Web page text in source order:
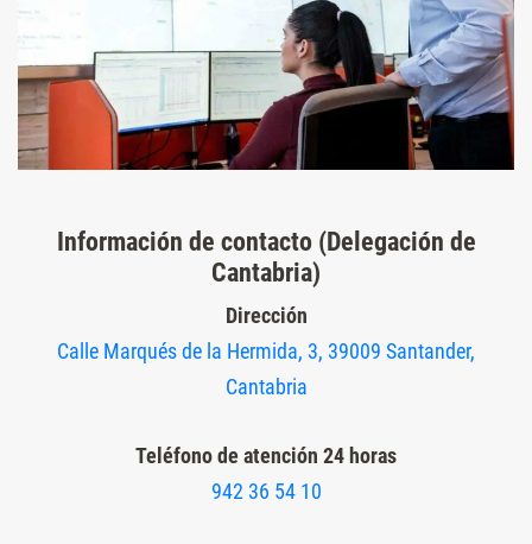
Información de contacto (Delegación de
Cantabria)
Dirección
Calle Marqués de la Hermida, 3, 39009 Santander,
Cantabria
Teléfono de atención 24 horas
942 36 54 10